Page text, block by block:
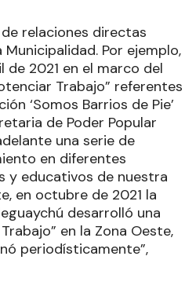
relaciones directas
Por ejemplo,
de 2021 en el marco del
Trabajo” referentes
‘Somos Barrios de Pie’
de Poder Popular
una serie de
en diferentes
y educativos de nuestra
en octubre de 2021 la
desarrolló una
en la Zona Oeste,
periodísticamente”,